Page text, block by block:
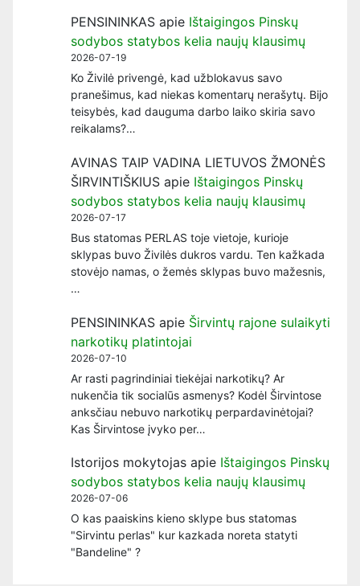
PENSININKAS apie Ištaigingos Pinskų
sodybos statybos kelia naujų klausimų
2026-07-19
Ko Živilė privengė, kad užblokavus savo
pranešimus, kad niekas komentarų nerašytų. Bijo
teisybės, kad dauguma darbo laiko skiria savo
reikalams?…
AVINAS TAIP VADINA LIETUVOS ŽMONĖS
ŠIRVINTIŠKIUS apie Ištaigingos Pinskų
sodybos statybos kelia naujų klausimų
2026-07-17
Bus statomas PERLAS toje vietoje, kurioje
sklypas buvo Živilės dukros vardu. Ten kažkada
stovėjo namas, o žemės sklypas buvo mažesnis,
…
PENSININKAS apie Širvintų rajone sulaikyti
narkotikų platintojai
2026-07-10
Ar rasti pagrindiniai tiekėjai narkotikų? Ar
nukenčia tik socialūs asmenys? Kodėl Širvintose
anksčiau nebuvo narkotikų perpardavinėtojai?
Kas Širvintose įvyko per…
Istorijos mokytojas apie Ištaigingos Pinskų
sodybos statybos kelia naujų klausimų
2026-07-06
O kas paaiskins kieno sklype bus statomas
"Sirvintu perlas" kur kazkada noreta statyti
"Bandeline" ?